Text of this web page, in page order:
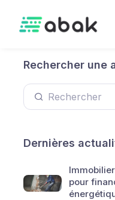
Rechercher une
Dernières
pour